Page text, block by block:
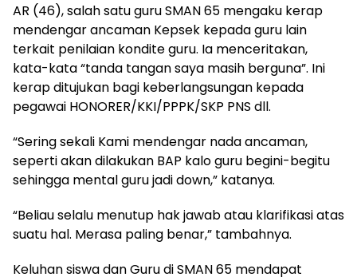
AR (46), salah satu guru SMAN 65 mengaku kerap
mendengar ancaman Kepsek kepada guru lain
terkait penilaian kondite guru. Ia menceritakan,
kata-kata “tanda tangan saya masih berguna”. Ini
kerap ditujukan bagi keberlangsungan kepada
pegawai HONORER/KKI/PPPK/SKP PNS dll.
“Sering sekali Kami mendengar nada ancaman,
seperti akan dilakukan BAP kalo guru begini-begitu
sehingga mental guru jadi down,” katanya.
“Beliau selalu menutup hak jawab atau klarifikasi atas
suatu hal. Merasa paling benar,” tambahnya.
Keluhan siswa dan Guru di SMAN 65 mendapat